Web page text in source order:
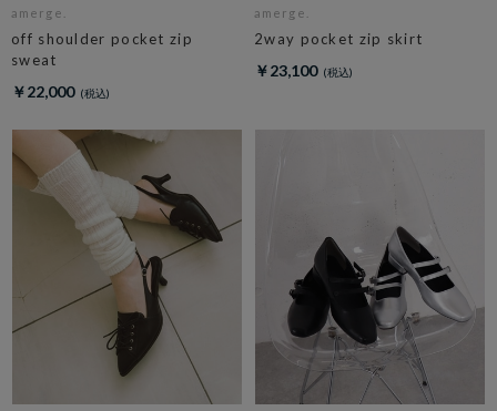
amerge.
off shoulder pocket zip
sweat
￥22,000
amerge.
2way pocket zip skirt
￥23,100